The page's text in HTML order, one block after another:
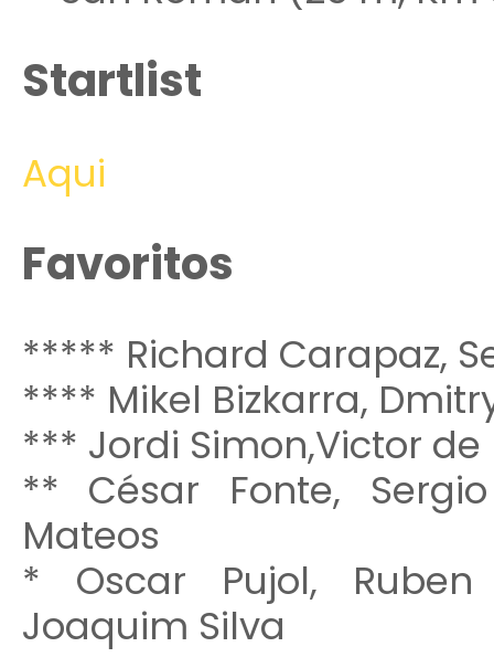
Startlist
Aqui
Favoritos
***** Richard Carapaz,
**** Mikel Bizkarra,
*** Jordi Simon,Victor
** César Fonte,
Mateos
* Oscar Pujol, Ruben
Joaquim Silva